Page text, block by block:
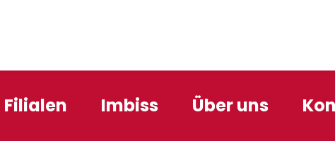
Filialen Imbiss Über uns